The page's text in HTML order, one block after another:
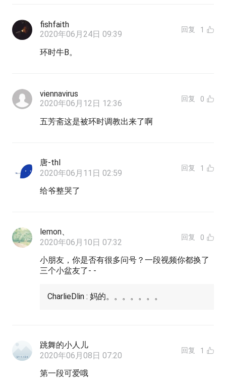
fishfaith
2020年06月24日 09:39
回复 1
环时牛B。
viennavirus
2020年06月12日 12:36
回复 0
五芳斋这是被环时调教出来了啊
唐-thl
2020年06月11日 02:59
回复 1
给爷整哭了
lemon、
2020年06月10日 07:32
回复 0
小朋友，你是否有很多问号？一段视频你都换了
三个小盆友了- -
CharlieDlin : 妈的。。。。。。。
跳舞的小人儿
2020年06月08日 07:20
回复 1
第一段可爱哦